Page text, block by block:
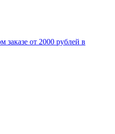
заказе от 2000 рублей в